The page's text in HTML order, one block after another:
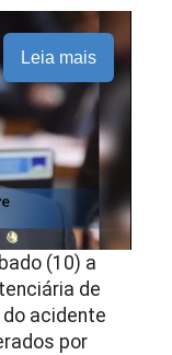
Leia mais
(10) a
de
acidente
por